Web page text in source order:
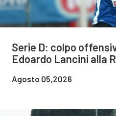
Serie D: colpo
Edoardo Lancini alla
Agosto 05,2026